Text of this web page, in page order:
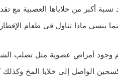
أكبر من خلاياها العصبية مع
وجود أمراض عضوية مثل تصلب
الواصل إلى خلايا المخ وكذلك